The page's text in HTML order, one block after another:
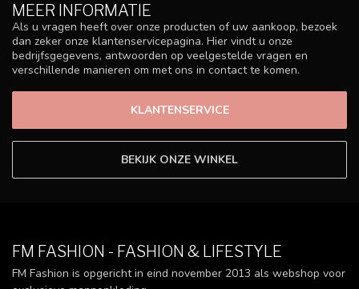
MEER INFORMATIE
Als u vragen heeft over onze producten of uw aankoop, bezoek
dan zeker onze klantenservicepagina. Hier vindt u onze
bedrijfsgegevens, antwoorden op veelgestelde vragen en
verschillende manieren om met ons in contact te komen.
KLANTENSERVICE
BEKIJK ONZE WINKEL
FM FASHION - FASHION & LIFESTYLE
FM Fashion is opgericht in eind november 2013 als webshop voor